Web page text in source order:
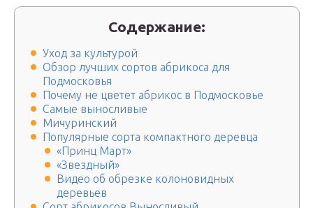
Содержание:
Уход за культурой
Обзор лучших сортов абрикоса для
Подмосковья
Почему не цветет абрикос в Подмосковье
Самые выносливые
Мичуринский
Популярные сорта компактного деревца
«Принц Март»
«Звездный»
Видео об обрезке колоновидных
деревьев